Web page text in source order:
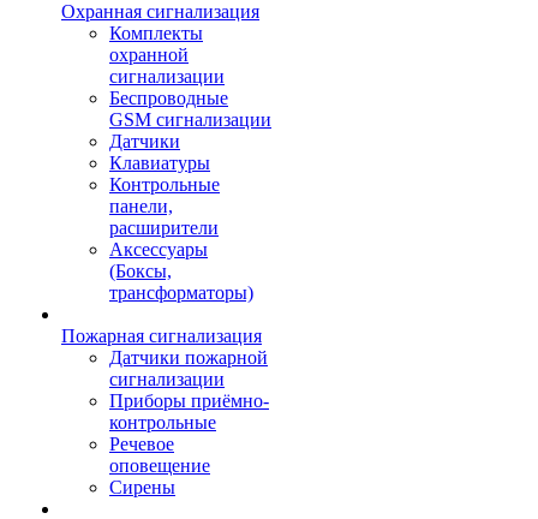
Охранная сигнализация
Комплекты
охранной
сигнализации
Беспроводные
GSM сигнализации
Датчики
Клавиатуры
Контрольные
панели,
расширители
Аксессуары
(Боксы,
трансформаторы)
Пожарная сигнализация
Датчики пожарной
сигнализации
Приборы приёмно-
контрольные
Речевое
оповещение
Сирены